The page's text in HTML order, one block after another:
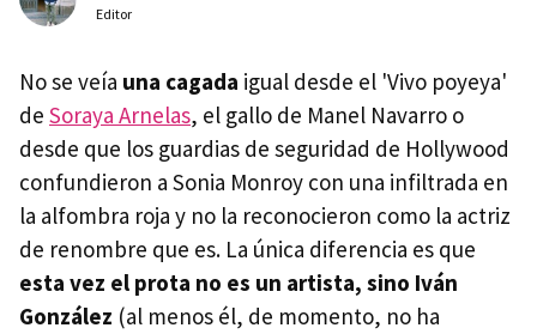
Editor
No se veía una cagada igual desde el 'Vivo poyeya'
de Soraya Arnelas, el gallo de Manel Navarro o
desde que los guardias de seguridad de Hollywood
confundieron a Sonia Monroy con una infiltrada en
la alfombra roja y no la reconocieron como la actriz
de renombre que es. La única diferencia es que
esta vez el prota no es un artista, sino Iván
González (al menos él, de momento, no ha